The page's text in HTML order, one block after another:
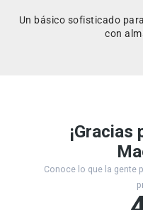
Un básico sofisticado
con